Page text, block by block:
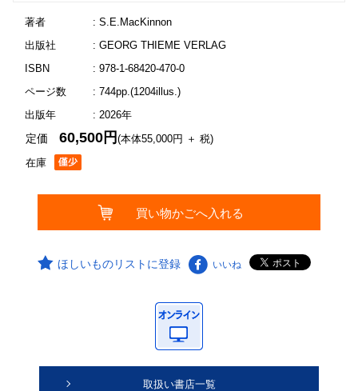
著者
: S.E.MacKinnon
出版社
: GEORG THIEME VERLAG
ISBN
: 978-1-68420-470-0
ページ数
: 744pp.(1204illus.)
出版年
: 2026年
在庫
定価60,500円(本体55,000円 ＋ 税)
ほしいものリストに登録 いいね
取扱い書店一覧